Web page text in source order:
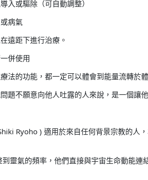
入或驅除（可自動調整）
病氣
遠距下進行治療。
併使用
法的功能，都一定可以體會到能量流轉於
題不願意向他人吐露的人來說，是一個讓
Ryoho ) 適用於來自任何背景宗教的人
靈氣的頻率，他們直接與宇宙生命動能